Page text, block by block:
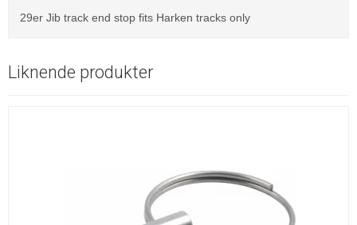
29er Jib track end stop fits Harken tracks only
Liknende produkter